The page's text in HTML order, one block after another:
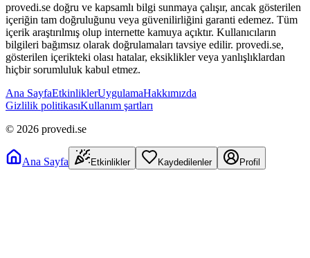
provedi.se doğru ve kapsamlı bilgi sunmaya çalışır, ancak gösterilen
içeriğin tam doğruluğunu veya güvenilirliğini garanti edemez. Tüm
içerik araştırılmış olup internette kamuya açıktır. Kullanıcıların
bilgileri bağımsız olarak doğrulamaları tavsiye edilir. provedi.se,
gösterilen içerikteki olası hatalar, eksiklikler veya yanlışlıklardan
hiçbir sorumluluk kabul etmez.
Ana SayfaEtkinliklerUygulamaHakkımızda
Gizlilik politikasıKullanım şartları
© 2026 provedi.se
Ana Sayfa Etkinlikler Kaydedilenler Profil